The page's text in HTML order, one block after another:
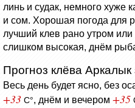
линь и судак, немного хуже
и сом. Хорошая погода для
лучший клев рано утром
слишком высокая, днём
Прогноз клёва Аркалык
Весь день будет ясно, без
+33 C°, днём и вечером +35